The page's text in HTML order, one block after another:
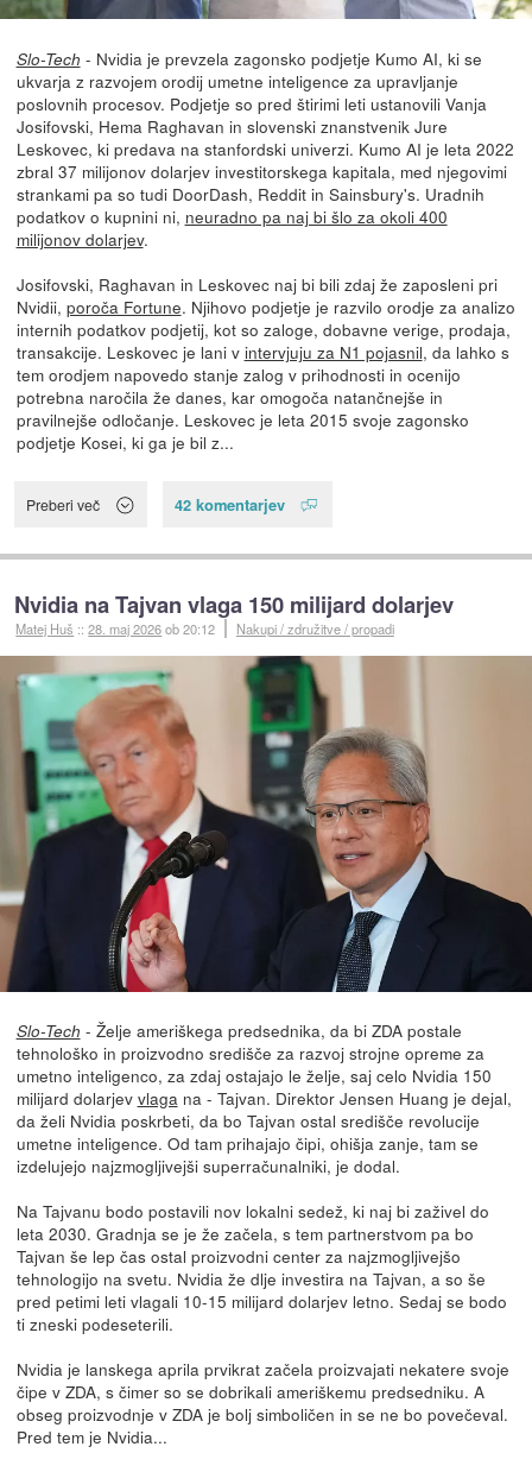
Slo-Tech - Nvidia je prevzela zagonsko podjetje Kumo AI, ki se
ukvarja z razvojem orodij umetne inteligence za upravljanje
poslovnih procesov. Podjetje so pred štirimi leti ustanovili Vanja
Josifovski, Hema Raghavan in slovenski znanstvenik Jure
Leskovec, ki predava na stanfordski univerzi. Kumo AI je leta 2022
zbral 37 milijonov dolarjev investitorskega kapitala, med njegovimi
strankami pa so tudi DoorDash, Reddit in Sainsbury's. Uradnih
podatkov o kupnini ni, neuradno pa naj bi šlo za okoli 400
milijonov dolarjev.
Josifovski, Raghavan in Leskovec naj bi bili zdaj že zaposleni pri
Nvidii, poroča Fortune. Njihovo podjetje je razvilo orodje za analizo
internih podatkov podjetij, kot so zaloge, dobavne verige, prodaja,
transakcije. Leskovec je lani v intervjuju za N1 pojasnil, da lahko s
tem orodjem napovedo stanje zalog v prihodnosti in ocenijo
potrebna naročila že danes, kar omogoča natančnejše in
pravilnejše odločanje. Leskovec je leta 2015 svoje zagonsko
podjetje Kosei, ki ga je bil z...
Preberi več 42 komentarjev
Nvidia na Tajvan vlaga 150 milijard dolarjev
Matej Huš ::28. maj 2026ob 20:12 Nakupi / združitve / propadi
Slo-Tech - Želje ameriškega predsednika, da bi ZDA postale
tehnološko in proizvodno središče za razvoj strojne opreme za
umetno inteligenco, za zdaj ostajajo le želje, saj celo Nvidia 150
milijard dolarjev vlagana - Tajvan. Direktor Jensen Huang je dejal,
da želi Nvidia poskrbeti, da bo Tajvan ostal središče revolucije
umetne inteligence. Od tam prihajajo čipi, ohišja zanje, tam se
izdelujejo najzmogljivejši superračunalniki, je dodal.
Na Tajvanu bodo postavili nov lokalni sedež, ki naj bi zaživel do
leta 2030. Gradnja se je že začela, s tem partnerstvom pa bo
Tajvan še lep čas ostal proizvodni center za najzmogljivejšo
tehnologijo na svetu. Nvidia že dlje investira na Tajvan, a so še
pred petimi leti vlagali 10-15 milijard dolarjev letno. Sedaj se bodo
ti zneski podeseterili.
Nvidia je lanskega aprila prvikrat začela proizvajati nekatere svoje
čipe v ZDA, s čimer so se dobrikali ameriškemu predsedniku. A
obseg proizvodnje v ZDA je bolj simboličen in se ne bo povečeval.
Pred tem je Nvidia...